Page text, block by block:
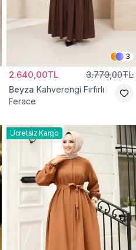
3
2.640,00TL 3.770,00TL
Beyza Kahverengi Fırfırlı
Ferace
Ücretsiz Kargo